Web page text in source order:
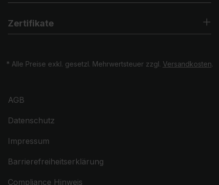
Zertifikate
* Alle Preise exkl. gesetzl. Mehrwertsteuer zzgl. Versandkosten.
AGB
Datenschutz
Impressum
Barrierefreiheitserklärung
Compliance Hinweis